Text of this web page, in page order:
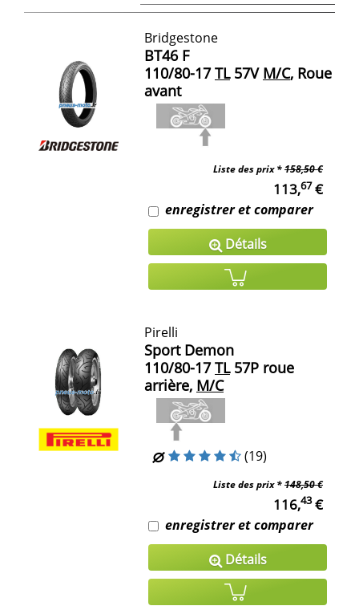
Bridgestone
BT46 F
110/80-17 TL57V M/C, Roue
avant
Liste des prix *158,50 €
113,67€
enregistrer et comparer
Détails
Pirelli
Sport Demon
110/80-17 TL57P roue
arrière, M/C
(19)
Liste des prix *148,50 €
116,43€
enregistrer et comparer
Détails